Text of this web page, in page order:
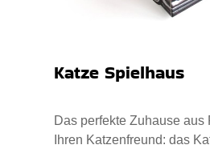
Katze Spielhaus
Das perfekte Zuhause aus
Ihren Katzenfreund: das